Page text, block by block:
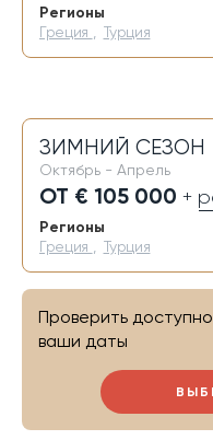
Регионы
Греция Турция
ЗИМНИЙ СЕЗОН
Октябрь - Апрель
ОТ € 105 000 +
Регионы
Греция Турция
Проверить
ваши даты